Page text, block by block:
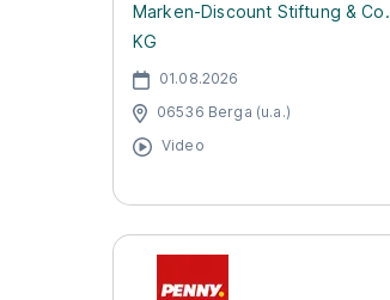
Marken-Discount Stiftung & Co.
KG
01.08.2026
06536 Berga (u.a.)
Video